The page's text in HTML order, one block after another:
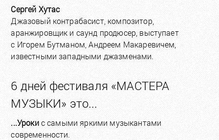
Сергей Хутас
Джазовый контрабасист, композитор,
аранжировщик и саунд продюсер, выступает
с Игорем Бутманом, Андреем Макаревичем,
известными западными джазменами.
6 дней фестиваля «МАСТЕРА
МУЗЫКИ» это...
...Урокис самыми яркими музыкантами
современности.